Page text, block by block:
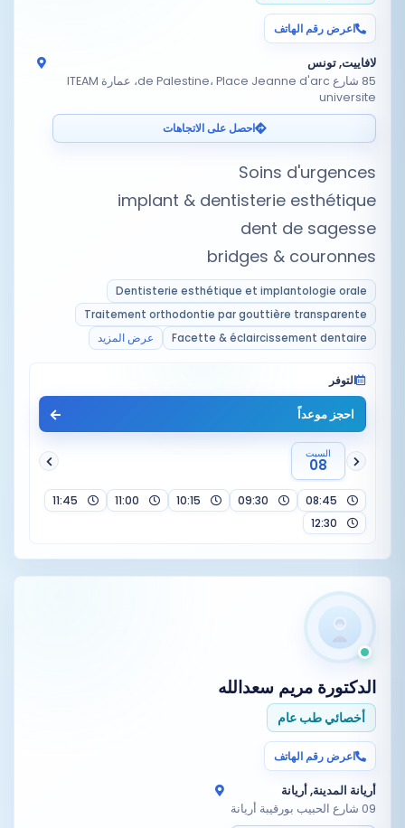
اعرض رقم الهاتف
لافاييت, تونس
85 شارع de Palestine، Place Jeanne d'arc، عمارة ITEAM
universite
احصل على الاتجاهات
bridges & couronnes
Dentisterie esthétique et implantologie orale
Traitement orthodontie par gouttière transparente
Facette & éclaircissement dentaire
عرض المزيد
التوفر
احجز موعداً
السبت
08
الدكتورة مريم سعدالله
أخصائي طب عام
اعرض رقم الهاتف
أريانة المدينة, أريانة
09 شارع الحبيب بورقيبة أريانة